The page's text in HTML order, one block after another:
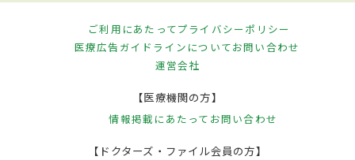
ご利用にあたってプライバシーポリシー
医療広告ガイドラインについてお問い合わせ
運営会社
【医療機関の方】
情報掲載にあたって お問い合わせ
【ドクターズ・ファイル会員の方】